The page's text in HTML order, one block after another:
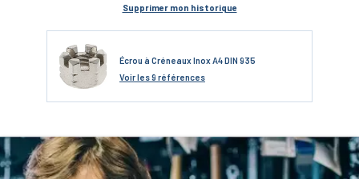
Supprimer mon historique
Écrou à Créneaux Inox A4 DIN 935
Voirles 9 références